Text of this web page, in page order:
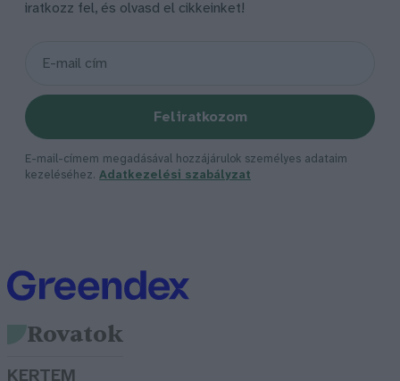
iratkozz fel, és olvasd el cikkeinket!
Feliratkozom
E-mail-címem megadásával hozzájárulok személyes adataim
kezeléséhez. Adatkezelési szabályzat
Rovatok
KERTEM